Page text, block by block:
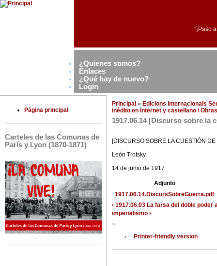
"¡Paso
¿Quienes somos?
Enlaces
¿Qué hay de nuevo?
Login
Página principal
Carteles de las Comunas de
París y Lyon (1870-1871)
Principal » Edicions internacionals
inédito en Internet y castellano /
1917.06.14 [Discurso sobre la
[DISCURSO SOBRE LA CUESTIÓN
León Trotsky
14 de junio de 1917
Adjunto
1917.06.14.DiscursSobreGuerra.pdf
‹ 1917.06.03 La farsa del doble poder
imperialismo ›
»
Printer-friendly version